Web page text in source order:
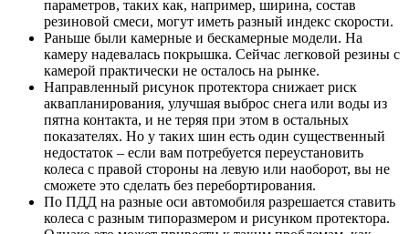
параметров, таких как, например, ширина, состав
резиновой смеси, могут иметь разный индекс скорости.
Раньше были камерные и бескамерные модели. На
камеру надевалась покрышка. Сейчас легковой резины с
камерой практически не осталось на рынке.
Направленный рисунок протектора снижает риск
аквапланирования, улучшая выброс снега или воды из
пятна контакта, и не теряя при этом в остальных
показателях. Но у таких шин есть один существенный
недостаток – если вам потребуется переустановить
колеса с правой стороны на левую или наоборот, вы не
сможете это сделать без перебортирования.
По ПДД на разные оси автомобиля разрешается ставить
колеса с разным типоразмером и рисунком протектора.